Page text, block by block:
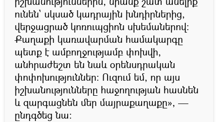
ունեն` սկսած կադրային խնդիրներից,
վերջացրած կոռուպցիոն սխեմաներով։
Քաղաքի կառավարման համակարգը
պետք է ամբողջությամբ փոխվի,
անհրաժեշտ են նաև օրենսդրական
փոփոխություններ։ Ուզում եմ, որ այս
իշխանությունները հաջողության հասնեն
և զարգացնեն մեր մայրաքաղաքը», —
ընդգծեց նա։